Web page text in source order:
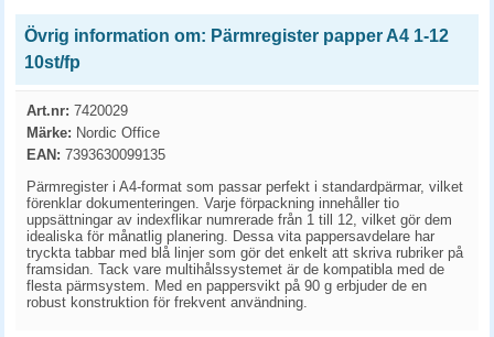
Övrig information om: Pärmregister papper A4 1-12
10st/fp
Art.nr: 7420029
Märke: Nordic Office
EAN: 7393630099135
Pärmregister i A4-format som passar perfekt i standardpärmar, vilket
förenklar dokumenteringen. Varje förpackning innehåller tio
uppsättningar av indexflikar numrerade från 1 till 12, vilket gör dem
idealiska för månatlig planering. Dessa vita pappersavdelare har
tryckta tabbar med blå linjer som gör det enkelt att skriva rubriker på
framsidan. Tack vare multihålssystemet är de kompatibla med de
flesta pärmsystem. Med en pappersvikt på 90 g erbjuder de en
robust konstruktion för frekvent användning.